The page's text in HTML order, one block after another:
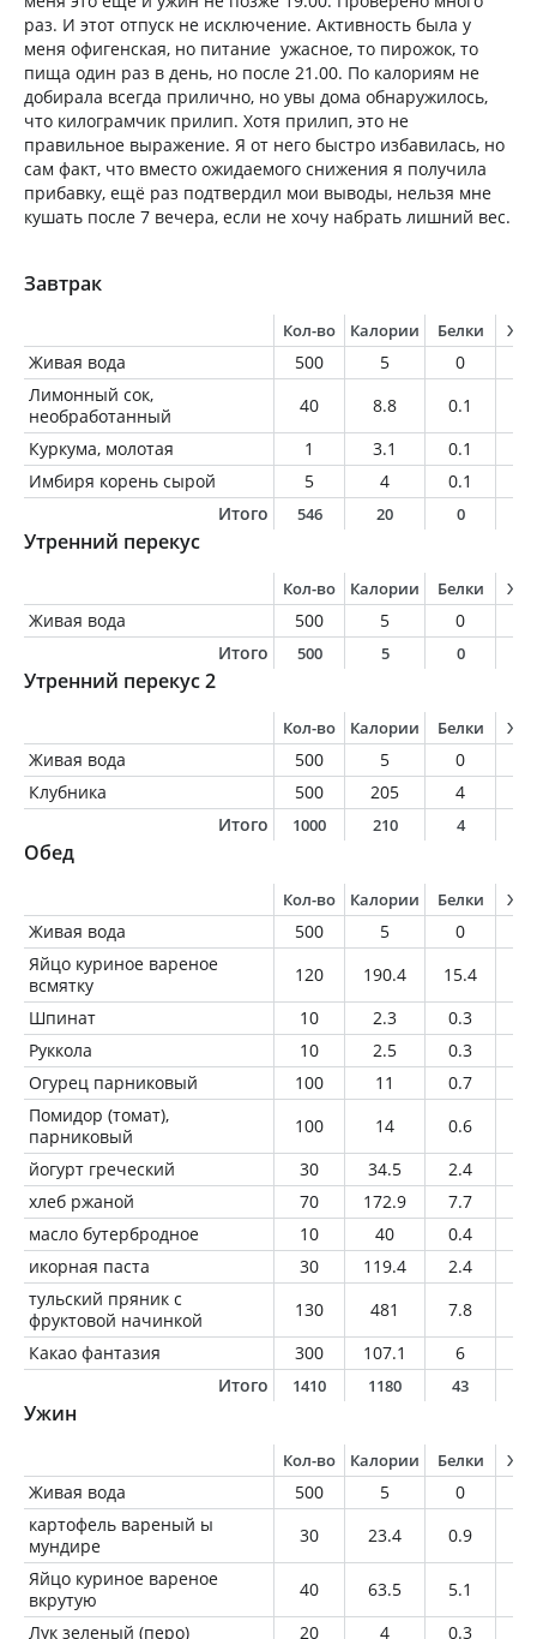
раз. И этот отпуск не исключение. Активность была у
меня офигенская, но питание ужасное, то пирожок, то
пища один раз в день, но после 21.00. По калориям не
добирала всегда прилично, но увы дома обнаружилось,
что килограмчик прилип. Хотя прилип, это не
правильное выражение. Я от него быстро избавилась, но
сам факт, что вместо ожидаемого снижения я получила
прибавку, ещё раз подтвердил мои выводы, нельзя мне
кушать после 7 вечера, если не хочу набрать лишний вес.
Завтрак
Кол-во Калории Белки
Живая вода 500 5 0
Лимонный сок,
необработанный
40 8.8 0.1
Куркума, молотая
1 3.1 0.1
Имбиря корень сырой
5 4 0.1
Итого
546 20 0
Утренний перекус
Кол-во Калории Белки
Живая вода 500 5 0
Итого
500 5 0
Утренний перекус 2
Кол-во Калории Белки
Живая вода 500 5 0
Клубника
500 205 4
Итого
1000 210 4
Обед
Кол-во Калории Белки
Живая вода 500 5 0
Яйцо куриное вареное
всмятку
120 190.4 15.4
Шпинат
10 2.3 0.3
Руккола
10 2.5 0.3
Огурец парниковый
100 11 0.7
Помидор (томат),
парниковый
100 14 0.6
йогурт греческий
30 34.5 2.4
хлеб ржаной
70 172.9 7.7
масло бутербродное
10 40 0.4
икорная паста
30 119.4 2.4
тульский пряник с
фруктовой начинкой
130 481 7.8
Какао фантазия
300 107.1 6
Итого
1410 1180 43
Ужин
Кол-во Калории Белки
Живая вода 500 5 0
картофель вареный ы
мундире
30 23.4 0.9
Яйцо куриное вареное
вкрутую
40 63.5 5.1
Лук зеленый (перо)
20 4 0.3